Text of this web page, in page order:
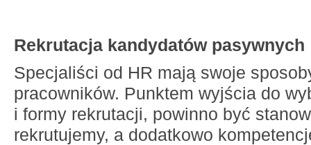
Rekrutacja kandydatów pasywnych
Specjaliści od HR mają swoje
pracowników. Punktem wyjścia do
i formy rekrutacji, powinno być
rekrutujemy, a dodatkowo